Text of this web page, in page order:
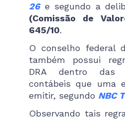
26e segundo a
(Comissão de
645/10.
O conselho federal
também possui
DRA dentro das
contábeis que uma
emitir, segundo NBC
Observando tais